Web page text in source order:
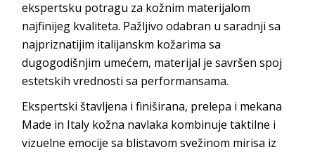
ekspertsku potragu za kožnim materijalom
najfinijeg kvaliteta. Pažljivo odabran u saradnji sa
najpriznatijim italijanskm kožarima sa
dugogodišnjim umećem, materijal je savršen spoj
estetskih vrednosti sa performansama.
Ekspertski štavljena i finiširana, prelepa i mekana
Made in Italy kožna navlaka kombinuje taktilne i
vizuelne emocije sa blistavom svežinom mirisa iz